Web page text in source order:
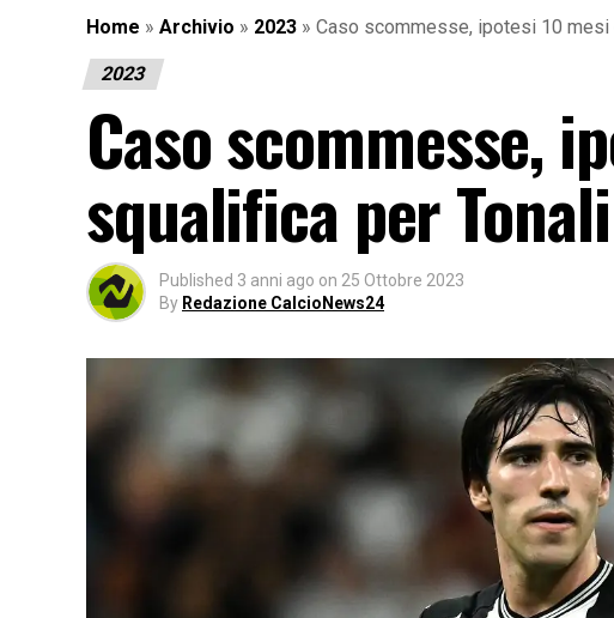
Home » Archivio » 2023 » Caso scommesse, ipotesi 10 mesi
2023
Caso scommesse,
squalifica per Tonali
Published 3 anni ago on 25 Ottobre 2023
By Redazione CalcioNews24